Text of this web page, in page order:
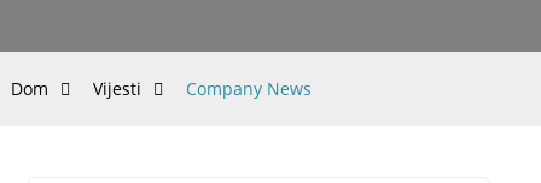
Dom Vijesti Company News